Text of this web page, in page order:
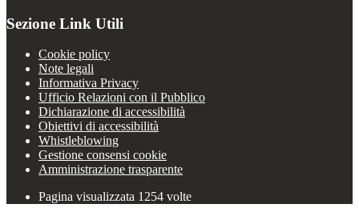
Sezione Link Utili
Cookie policy
Note legali
Informativa Privacy
Ufficio Relazioni con il Pubblico
Dichiarazione di accessibilità
Obiettivi di accessibilità
Whistleblowing
Gestione consensi cookie
Amministrazione trasparente
Pagina visualizzata 1254 volte